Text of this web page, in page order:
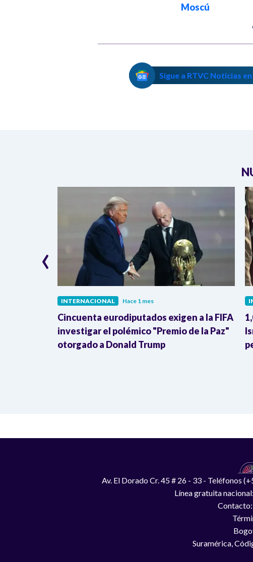
Moscú
Sigue a RTVC Noticias
INTERNACIONAL Hace 1 mes
Cincuenta eurodiputados exigen a la FIFA
investigar el polémico "Premio de la Paz"
otorgado a Donald Trump
‹
Av. El Dorado Cr. 45 # 26 - 33 - Teléfonos
Línea gratuita
Suramérica,